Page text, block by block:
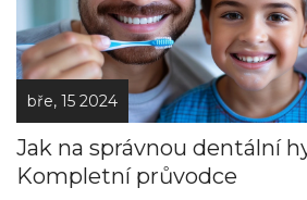
bře, 15 2024
Jak na správnou dentální
Kompletní průvodce